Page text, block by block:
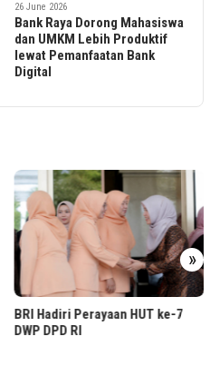
26 June 2026
Bank Raya Dorong Mahasiswa
dan UMKM Lebih Produktif
lewat Pemanfaatan Bank
Digital
»
BRI Hadiri Perayaan HUT ke-7
DWP DPD RI